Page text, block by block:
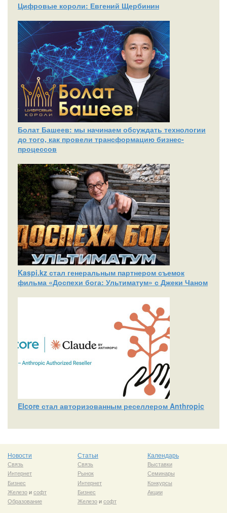
Цифровые короли: Евгений Щербинин
Болат Башеев: мы начинаем обсуждать технологии
до того, как провели трансформацию бизнес-
процессов
Kaspi.kz стал генеральным партнером съемок
фильма «Доспехи бога: Ультиматум» с Джеки Чаном
Elcore стал авторизованным реселлером Anthropic
Новости
Связь
Интернет
Бизнес
Железоисофт
Образование
Статьи
Связь
Рынок
Интернет
Бизнес
Железоисофт
Календарь
Выставки
Семинары
Конкурсы
Акции